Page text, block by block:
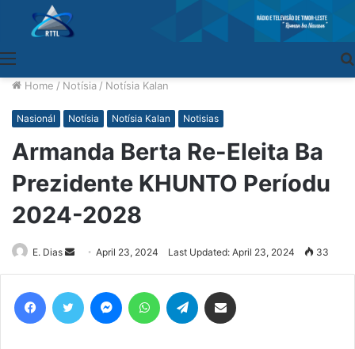
Home / Notísia / Notísia Kalan
Nasionál Notísia Notísia Kalan Notisias
Armanda Berta Re-Eleita Ba
Prezidente KHUNTO Períodu
2024-2028
E. Dias
Send
an
April 23, 2024 Last Updated: April 23, 2024 33